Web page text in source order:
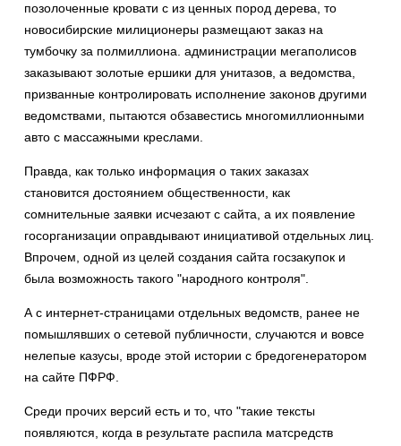
позолоченные кровати с из ценных пород дерева, то
новосибирские милиционеры размещают заказ на
тумбочку за полмиллиона. администрации мегаполисов
заказывают золотые ершики для унитазов, а ведомства,
призванные контролировать исполнение законов другими
ведомствами, пытаются обзавестись многомиллионными
авто с массажными креслами.
Правда, как только информация о таких заказах
становится достоянием общественности, как
сомнительные заявки исчезают с сайта, а их появление
госорганизации оправдывают инициативой отдельных лиц.
Впрочем, одной из целей создания сайта госзакупок и
была возможность такого "народного контроля".
А с интернет-страницами отдельных ведомств, ранее не
помышлявших о сетевой публичности, случаются и вовсе
нелепые казусы, вроде этой истории с бредогенератором
на сайте ПФРФ.
Среди прочих версий есть и то, что "такие тексты
появляются, когда в результате распила матсредств